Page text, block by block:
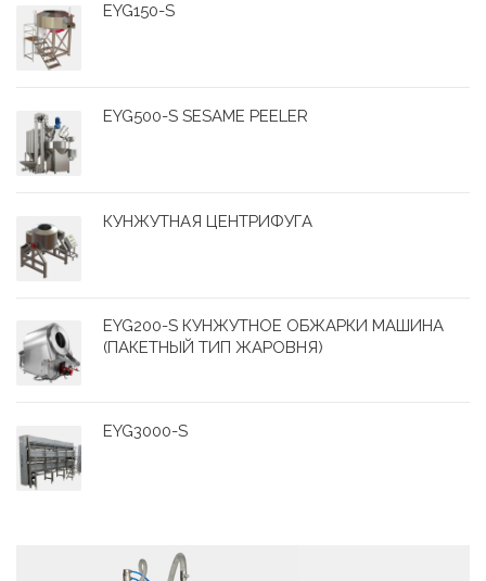
EYG150-S
EYG500-S SESAME PEELER
КУНЖУТНАЯ ЦЕНТРИФУГА
EYG200-S КУНЖУТНОЕ ОБЖАРКИ МАШИНА
(ПАКЕТНЫЙ ТИП ЖАРОВНЯ)
EYG3000-S